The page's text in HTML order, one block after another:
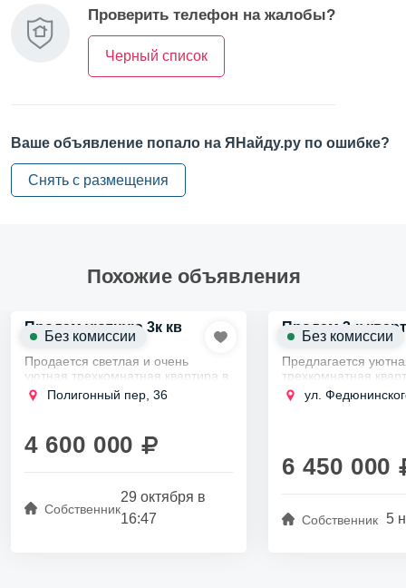
Проверить телефон на жалобы?
Черный список
Ваше объявление попало на ЯНайду.ру по ошибке?
Снять с размещения
Похожие объявления
Продам уютную 3к кв
Ломоносов
Продается светлая и очень
уютная трехкомнатная квартира в
чудесном городе Ломоносов,
откуда 30-40 минут до станций
Купчино, Автово....
Полигонный пер, 36
4 600 000
Собственник
29 октября в
16:47
Без комиссии
Продам 3-к
Ломоносов
Предлагается
трехкомнатная
современным
прекрасном
ул.
6 450 000
Собственник 5
Без комиссии